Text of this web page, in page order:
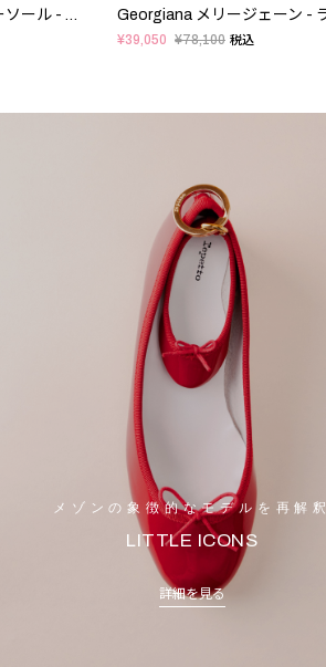
Erin Perle メリージェーン - ラバーソール - EUサイズ
¥39,050 ¥78,100 税込
メゾンの象徴的なモデルを再解釈
LITTLE ICONS
詳細を見る